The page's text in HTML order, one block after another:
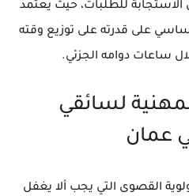
الاستجابة للطلبات، حيث يعتمد
على قدرته على توزيع وقته
ساعات دوامه الجزئي.
لسائقي
عمان
القصوى التي يجب ألا يغفل